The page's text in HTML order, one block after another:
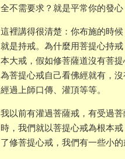
全不需要求？就是平常你的發
這裡講得很清楚：你布施的時
就是持戒。為什麼用菩提心持
本大戒，假如修菩薩道沒有菩
為菩提心戒自己看佛經就有，
經過上師口傳、灌頂等等。
我以前有灌過菩薩戒，有受過
時，我們就以菩提心戒為根本
了修菩提心戒，我們有一些小